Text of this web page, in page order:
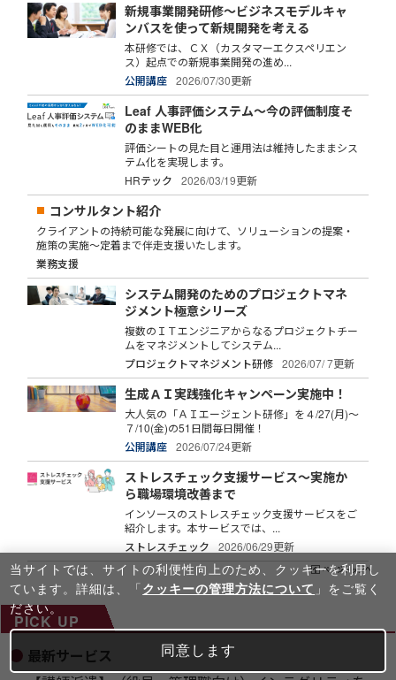
新規事業開発研修～ビジネスモデルキャ
ンバスを使って新規開発を考える
本研修では、ＣＸ（カスタマーエクスペリエン
ス）起点での新規事業開発の進め...
公開講座
2026/07/30更新
Leaf 人事評価システム～今の評価制度そ
のままWEB化
評価シートの見た目と運用法は維持したままシス
テム化を実現します。
HRテック
2026/03/19更新
コンサルタント紹介
クライアントの持続可能な発展に向けて、ソリューションの提案・
施策の実施～定着まで伴走支援いたします。
業務支援
システム開発のためのプロジェクトマネ
ジメント極意シリーズ
複数のＩＴエンジニアからなるプロジェクトチー
ムをマネジメントしてシステム...
プロジェクトマネジメント研修
2026/07/ 7更新
生成ＡＩ実践強化キャンペーン実施中！
大人気の「ＡＩエージェント研修」を４/27(月)～
７/10(金)の51日間毎日開催！
公開講座
2026/07/24更新
ストレスチェック支援サービス～実施か
ら職場環境改善まで
インソースのストレスチェック支援サービスをご
紹介します。本サービスでは、...
ストレスチェック
2026/06/29更新
PICK UP
最新サービス
当サイトでは、サイトの利便性向上のため、クッキーを利⽤し
ています。詳細は、「 クッキーの管理方法について 」をご覧く
ださい。
同意します